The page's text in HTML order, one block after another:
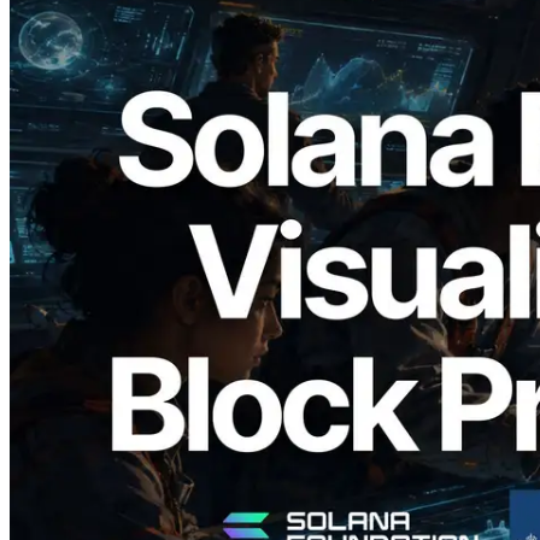
2026.05.24
Validators Solutions ra mắt Solana Block
Analyzer — Trực quan hóa thời gian tạo
block và validator phụ trách theo từng
slot
Đọc bài viết này